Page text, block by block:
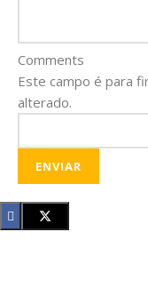
Comments
Este campo é para
alterado.